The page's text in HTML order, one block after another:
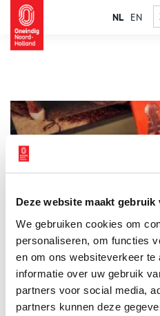
Deze website maakt gebruik
We gebruiken cookies om
personaliseren, om functies
en om ons websiteverkeer
informatie over uw gebruik
partners voor social media,
partners kunnen deze
NL EN
Als toeristen aan Amsterdam
Nederlands bekendste
van deze buurt is niet altijd even
vrouwenhandel en
gemeente Amsterdam in 2010
jaren dit gebied op te schonen,
genoemd.